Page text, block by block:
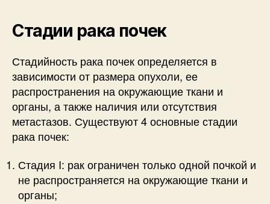
Стадии рака почек
Стадийность рака почек определяется в
зависимости от размера опухоли, ее
распространения на окружающие ткани и
органы, а также наличия или отсутствия
метастазов. Существуют 4 основные стадии
рака почек:
Стадия I: рак ограничен только одной почкой и
не распространяется на окружающие ткани и
органы;